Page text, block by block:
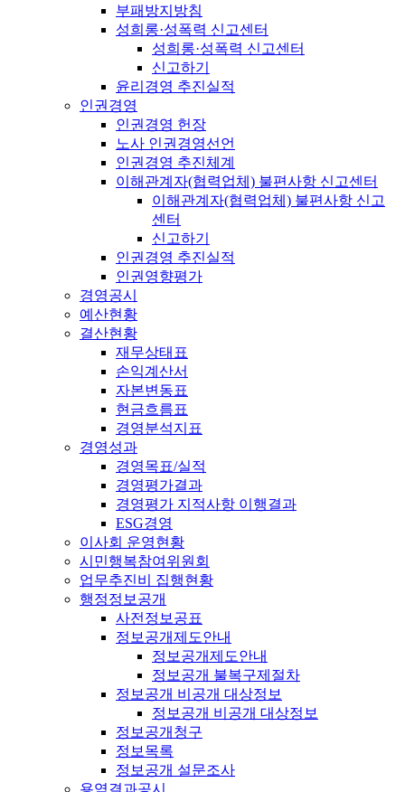
부패방지방침
성희롱·성폭력 신고센터
성희롱·성폭력 신고센터
신고하기
윤리경영 추진실적
인권경영
인권경영 헌장
노사 인권경영선언
인권경영 추진체계
이해관계자(협력업체) 불편사항 신고센터
이해관계자(협력업체) 불편사항 신고
센터
신고하기
인권경영 추진실적
인권영향평가
경영공시
예산현황
결산현황
재무상태표
손익계산서
자본변동표
현금흐름표
경영분석지표
경영성과
경영목표/실적
경영평가결과
경영평가 지적사항 이행결과
ESG경영
이사회 운영현황
시민행복참여위원회
업무추진비 집행현황
행정정보공개
사전정보공표
정보공개제도안내
정보공개제도안내
정보공개 불복구제절차
정보공개 비공개 대상정보
정보공개 비공개 대상정보
정보공개청구
정보목록
정보공개 설문조사
용역결과공시